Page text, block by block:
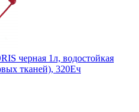
черная 1л, водостойкая
тканей), 320Eч